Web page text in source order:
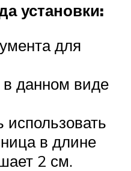
установки:
для
данном виде
в длине
2 см.